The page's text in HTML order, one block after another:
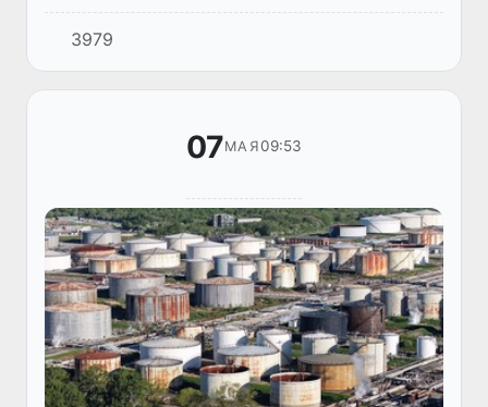
прежнему в основном управляют
американские компании, лидерами по
уровню реального использования ИИ
3979
07МАЯ09:53